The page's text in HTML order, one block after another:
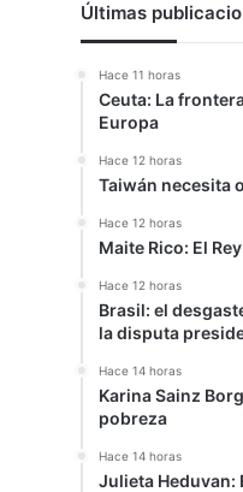
Últimas
Hace 11 horas
Ceuta: La
Europa
Hace 12 horas
Taiwán necesita
Hace 12 horas
Maite Rico: El
Hace 12 horas
Brasil: el
la disputa
Hace 14 horas
Karina Sainz
pobreza
Hace 14 horas
Julieta Heduvan: